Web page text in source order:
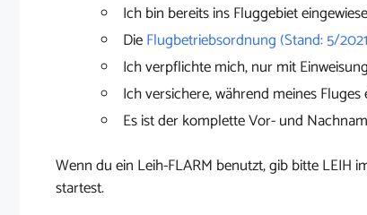
Ich bin bereits ins Fluggebiet
DieFlugbetriebsordnung (Stand: 5/
Ich verpflichte mich, nur mit
Ich versichere, während meines
Es ist der komplette Vor- und
Wenn du ein Leih-FLARM benutzt, gib bitte LEIH
startest.